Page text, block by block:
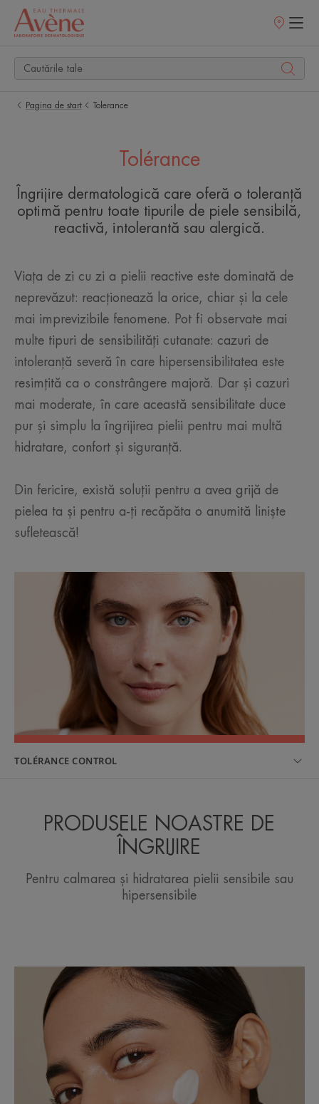
Retailerii
Pagina de start Tolerance
Tolérance
Îngrijire dermatologică care oferă o toleranță
optimă pentru toate tipurile de piele sensibilă,
reactivă, intolerantă sau alergică.
Viața de zi cu zi a pielii reactive este dominată de
neprevăzut: reacționează la orice, chiar și la cele
mai imprevizibile fenomene. Pot fi observate mai
multe tipuri de sensibilități cutanate: cazuri de
intoleranță severă în care hipersensibilitatea este
resimțită ca o constrângere majoră. Dar și cazuri
mai moderate, în care această sensibilitate duce
pur și simplu la îngrijirea pielii pentru mai multă
hidratare, confort și siguranță.
Din fericire, există soluții pentru a avea grijă de
pielea ta și pentru a-ți recăpăta o anumită liniște
sufletească!
TOLÉRANCE CONTROL
PRODUSELE NOASTRE DE
ÎNGRIJIRE
Pentru calmarea și hidratarea pielii sensibile sau
hipersensibile